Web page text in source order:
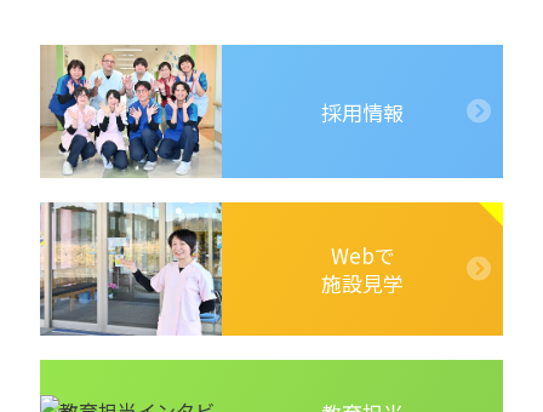
採用情報
Webで
施設見学